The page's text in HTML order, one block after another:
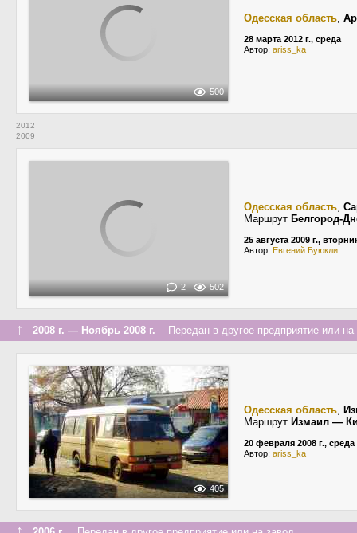
500
Одесская область,
28 марта 2012 г., среда
Автор: ariss_ka
2012
2009
2 502
Одесская область,
Маршрут Белгород-
25 августа 2009 г.,
Автор: Евгений Буюкли
↑ 2008 г. — Ноябрь 2008 г. Передан в другое предприятие или на
405
Одесская область,
Маршрут Измаил —
20 февраля 2008 г., среда
Автор: ariss_ka